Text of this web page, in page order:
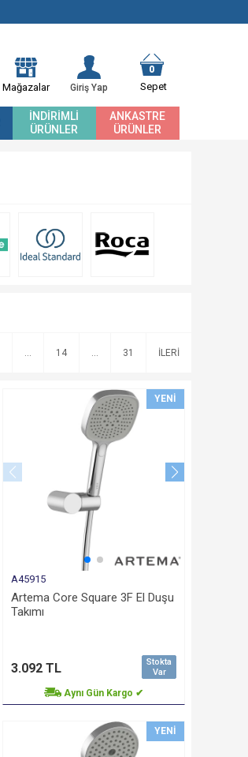
Mağazalar Giriş Yap
0
Sepet
İNDIRIMLI
ÜRÜNLER
ANKASTRE
ÜRÜNLER
14 31
YENI
A45915
Artema Core Square 3F El Duşu
Takımı
Stokta
Var
3.092 TL
Aynı Gün Kargo ✔
YENI